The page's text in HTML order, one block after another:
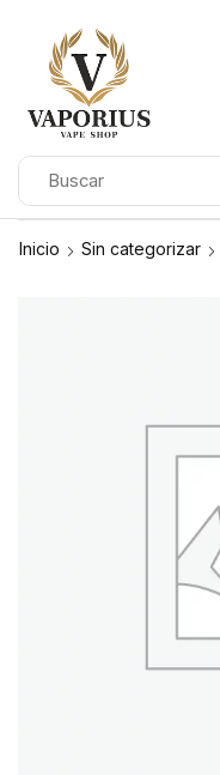
Inicio Sin categorizar